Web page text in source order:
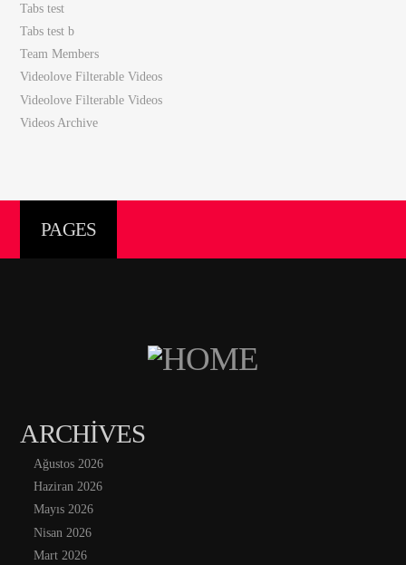
Tabs test
Tabs test b
Team Members
Videolove Filterable Videos
Videolove Filterable Videos
Videos Archive
PAGES
ARCHIVES
Ağustos 2026
Haziran 2026
Mayıs 2026
Nisan 2026
Mart 2026